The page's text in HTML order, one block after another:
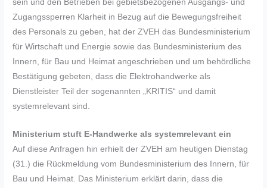
sein und den Betrieben bei gebietsbezogenen Ausgangs- und
Zugangssperren Klarheit in Bezug auf die Bewegungsfreiheit
des Personals zu geben, hat der ZVEH das Bundesministerium
für Wirtschaft und Energie sowie das Bundesministerium des
Innern, für Bau und Heimat angeschrieben und um behördliche
Bestätigung gebeten, dass die Elektrohandwerke als
Dienstleister Teil der sogenannten „KRITIS“ und damit
systemrelevant sind.
Ministerium stuft E-Handwerke als systemrelevant ein
Auf diese Anfragen hin erhielt der ZVEH am heutigen Dienstag
(31.) die Rückmeldung vom Bundesministerium des Innern, für
Bau und Heimat. Das Ministerium erklärt darin, dass die